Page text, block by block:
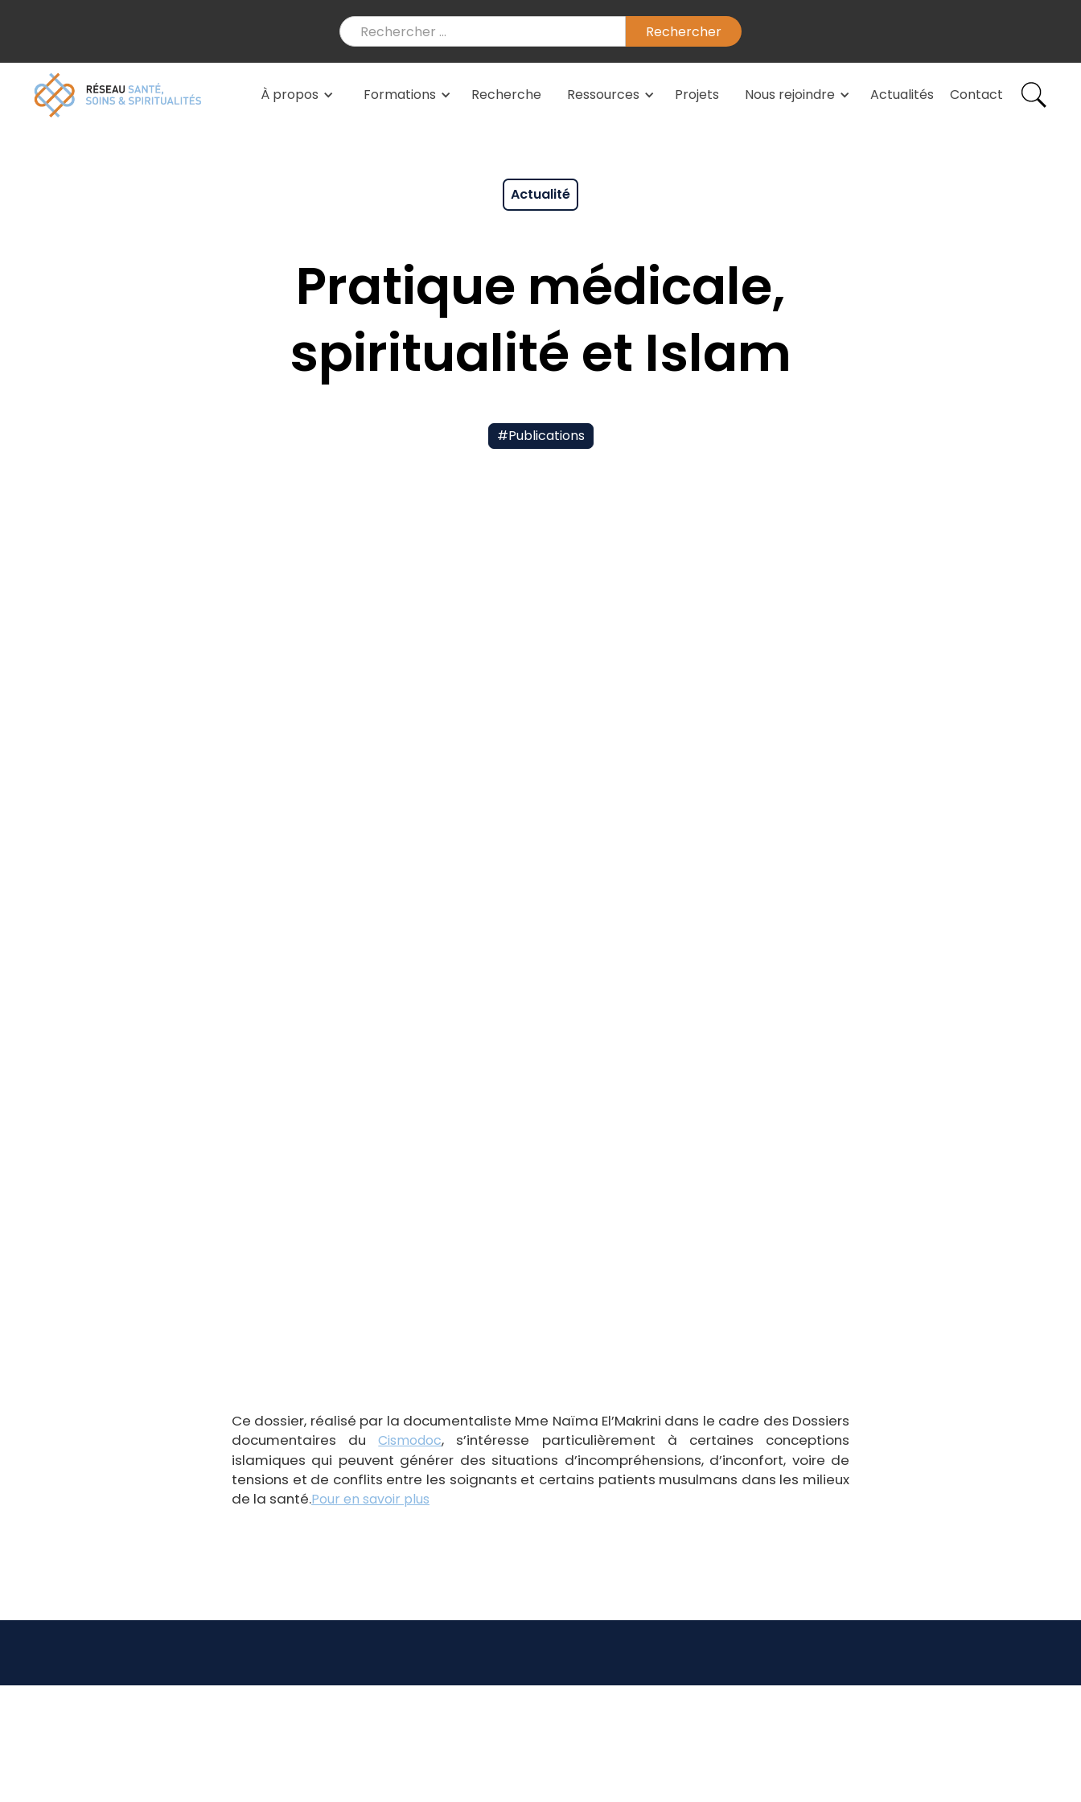
À propos Formations Recherche Ressources Projets Nous rejoindre Actualités Contact
Actualité
Pratique médicale,
spiritualité et Islam
#Publications
Ce dossier, réalisé par la documentaliste Mme Naïma El’Makrini dans le cadre des Dossiers
documentaires duCismodoc, s’intéresse particulièrement à certaines conceptions
islamiques qui peuvent générer des situations d’incompréhensions, d’inconfort, voire de
tensions et de conflits entre les soignants et certains patients musulmans dans les milieux
de la santé.Pour en savoir plus